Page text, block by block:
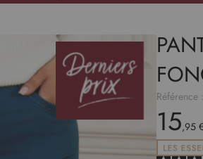
Référence :
15,95